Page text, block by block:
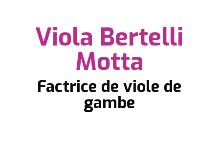
Viola Bertelli
Motta
Factrice de viole de
gambe